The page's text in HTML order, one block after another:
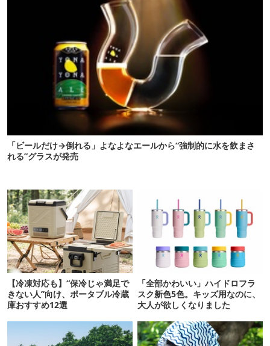
「ビールだけ→倒れる」よなよなエールから“強制的に水を飲まさ
れる”グラスが発売
【冷凍対応も】“保冷じゃ満足で
きない人”向け、ポータブル冷蔵
庫おすすめ12選
「全部かわいい」ハイドロフラ
スク新色5色。キッズ用なのに、
大人が欲しくなりました